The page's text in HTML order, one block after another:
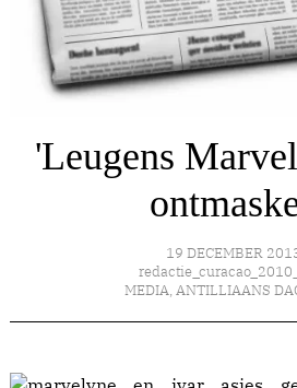
'Leugens
19 DECEMBER
MEDIA, ANTILLIAANS